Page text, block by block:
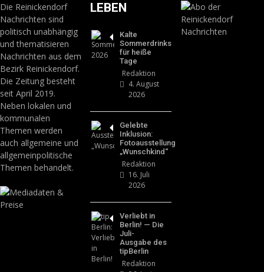
Die Reinickendorf
Nachrichten sind
politisch unabhängig
und thematisieren
Nachrichten aus dem
Bezirk Reinickendorf.
Die Zeitung besteht
seit April 2019.
Neben lokalen und
kommunalen
Themen werden
auch allgemeine und
allgemeinpolitische
Themen behandelt.
LEBEN
Kalte
Sommerdrinks
für heiße
Tage
Redaktion
4. August
2026
Gelebte
Inklusion:
Fotoausstellung
„Wunschkind“
Redaktion
16. Juli
2026
Verliebt in
Berlin! — Die
Juli-
Ausgabe des
tipBerlin
Redaktion